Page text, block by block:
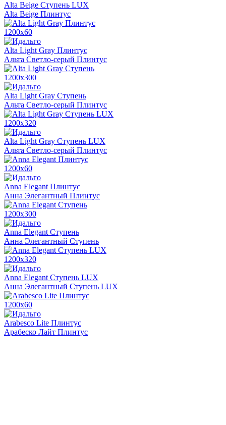
Alta Beige Ступень LUX
Alta Beige Плинтус
1200х60
Alta Light Gray Плинтус
Альта Светло-серый Плинтус
1200х300
Alta Light Gray Ступень
Альта Светло-серый Плинтус
1200х320
Alta Light Gray Ступень LUX
Альта Светло-серый Плинтус
1200х60
Anna Elegant Плинтус
Анна Элегантный Плинтус
1200х300
Anna Elegant Ступень
Анна Элегантный Ступень
1200х320
Anna Elegant Ступень LUX
Анна Элегантный Ступень LUX
1200х60
Arabesco Lite Плинтус
Арабеско Лайт Плинтус